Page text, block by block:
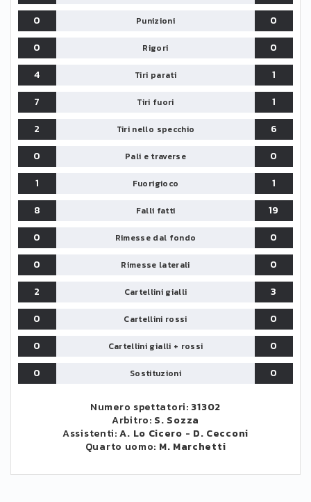
0
Punizioni
0
0
Rigori
0
4
Tiri parati
1
7
Tiri fuori
1
2
Tiri nello specchio
6
0
Pali e traverse
0
1
Fuorigioco
1
8
Falli fatti
19
0
Rimesse dal fondo
0
0
Rimesse laterali
0
2
Cartellini gialli
3
0
Cartellini rossi
0
0
Cartellini gialli + rossi
0
0
Sostituzioni 0
Numero spettatori: 31302
Arbitro: S. Sozza
Assistenti:A. Lo Cicero - D. Cecconi
Quarto uomo: M. Marchetti